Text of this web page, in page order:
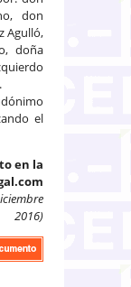
don
Agulló,
doña
el
en la
2016)